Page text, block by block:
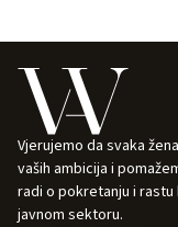
Vjerujemo da svaka
vaših ambicija i
radi o pokretanju i
javnom sektoru.